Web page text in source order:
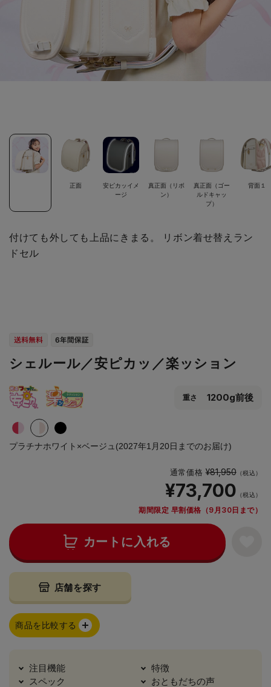
正面
安ピカッイメ
ージ
真正面（リボ
ン）
真正面（ゴー
ルドキャッ
プ）
背面１
付けても外しても上品にきまる。 リボン着せ替えラン
ドセル
シェルール／安ピカッ／楽ッション
重さ 1200g前後
プラチナホワイト×ベージュ(2027年1月20日までのお届け)
通常価格¥81,950（税込）
¥73,700 （税込）
期間限定 早割価格（9月30日まで）
カートに入れる
店舗を探す
商品を比較する
注目機能
特徴
スペック
おともだちの声